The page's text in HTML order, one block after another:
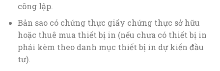
công lập.
Bản sao có chứng thực giấy chứng thực sở hữu
hoặc thuê mua thiết bị in (nếu chưa có thiết bị in
phải kèm theo danh mục thiết bị in dự kiến đầu
tư).